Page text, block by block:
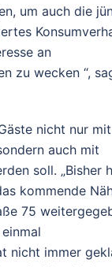
um auch die
an
zu wecken “,
nicht nur mit
auch mit
soll. „Bisher
kommende
75
nicht immer